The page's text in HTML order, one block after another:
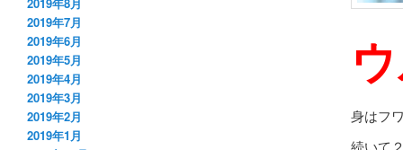
身はフ
続いて
2019年8月
2019年7月
2019年6月
2019年5月
2019年4月
2019年3月
2019年2月
2019年1月